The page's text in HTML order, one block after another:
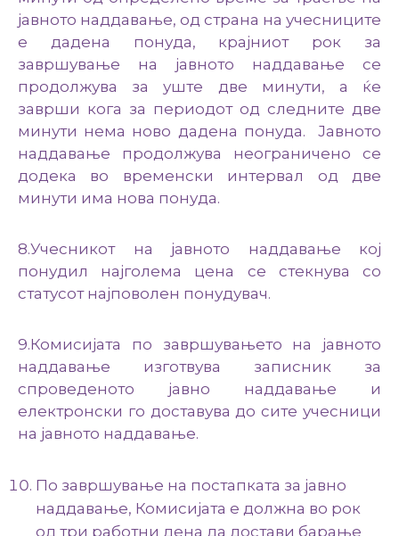
јавното наддавање, од страна на учесниците
е дадена понуда, крајниот рок за
завршување на јавното наддавање се
продолжува за уште две минути, а ќе
заврши кога за периодот од следните две
минути нема ново дадена понуда. Јавното
наддавање продолжува неограничено се
додека во временски интервал од две
минути има нова понуда.
8.Учесникот на јавното наддавање кој
понудил најголема цена се стекнува со
статусот најповолен понудувач.
9.Комисијата по завршувањето на јавното
наддавање изготвува записник за
спроведеното јавно наддавање и
електронски го доставува до сите учесници
на јавното наддавање.
По завршување на постапката за јавно
наддавање, Комисијата е должна во рок
од три работни дена да достави барање